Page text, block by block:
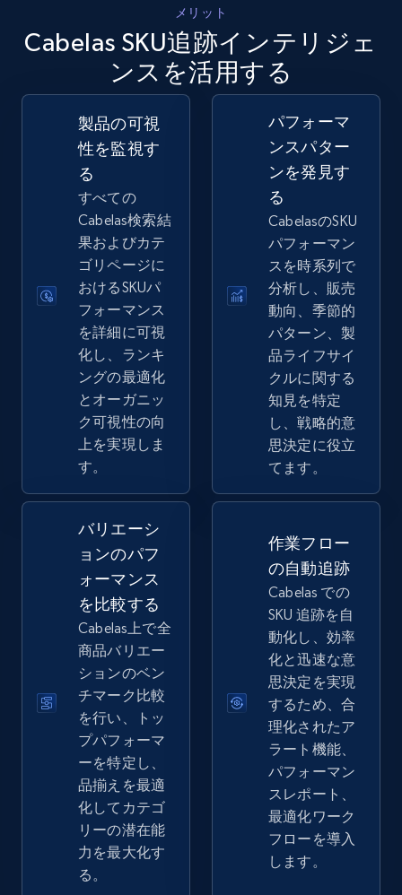
URL, Product id, Title, Seller name, Seller rating,
Seller reviews, Breadcrumbs, Root category, and
more.
2.5K+ 359+ 今すぐ始める
eBay - Gather data on products using
specified keywords
URL, Product id, Title, Seller name, Seller rating,
Seller reviews, Breadcrumbs, Root category, and
more.
2.5K+ 359+
eBay - Collect products from shops on eBay
URL, Product id, Title, Seller name, Seller rating,
Seller reviews, Breadcrumbs, Root category, and
2.5K+ 359+
eBay - Collect records by category
URL, Product id, Title, Seller name, Seller rating,
Seller reviews, Breadcrumbs, Root category, and
2.5K+ 今すぐ始める
Google Shopping
URL, Product id, Title, Product description,
Rating, Reviews count, Images, Variations, and
メリット
Cabelas SKU追跡インテリジェ
ンスを活用する
製品の可視
性を監視す
る
すべての
Cabelas検索結
果およびカテ
ゴリページに
おけるSKUパ
フォーマンス
を詳細に可視
化し、ランキ
ングの最適化
とオーガニッ
ク可視性の向
上を実現しま
す。
パフォーマ
ンスパター
ンを発見す
る
CabelasのSKU
パフォーマン
スを時系列で
分析し、販売
動向、季節的
パターン、製
品ライフサイ
クルに関する
知見を特定
し、戦略的意
思決定に役立
てます。
バリエーシ
ョンのパフ
ォーマンス
を比較する
Cabelas上で全
商品バリエー
ションのベン
チマーク比較
を行い、トッ
プパフォーマ
ーを特定し、
品揃えを最適
化してカテゴ
リーの潜在能
力を最大化す
る。
作業フロー
の自動追跡
Cabelas での
SKU 追跡を自
動化し、効率
化と迅速な意
思決定を実現
するため、合
理化されたア
ラート機能、
パフォーマン
スレポート、
最適化ワーク
フローを導入
します。